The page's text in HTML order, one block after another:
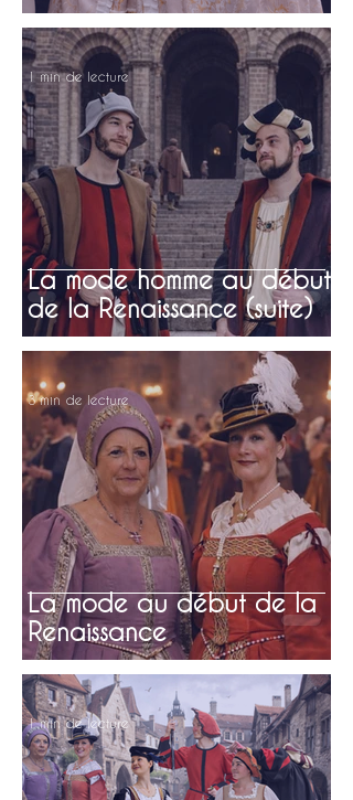
La mode homme au début
de la Renaissance (suite)
1 min de lecture
La mode au début de la
Renaissance
3 min de lecture
1 min de lecture